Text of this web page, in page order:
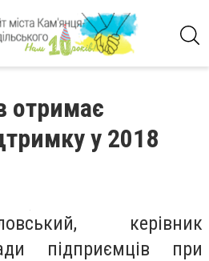
отримає
у 2018
керівник
підприємців при